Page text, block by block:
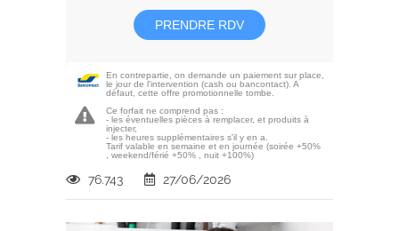
PRENDRE RDV
En contrepartie, on demande un paiement sur place,
le jour de l'intervention (cash ou bancontact). A
défaut, cette offre promotionnelle tombe.
Ce forfait ne comprend pas :
- les éventuelles pièces à remplacer, et produits à
injecter,
- les heures supplémentaires s'il y en a.
Tarif valable en semaine et en journée (soirée +50%
, weekend/férié +50% , nuit +100%)
76.743 27/06/2026